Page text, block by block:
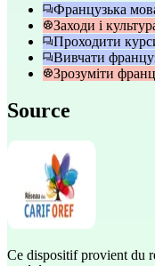
Французька
Заходи і
Проходити
Вивчати
Зрозуміти
Source
Ce dispositif provient du